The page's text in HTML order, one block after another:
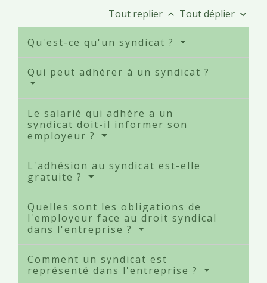
Tout replier keyboard_arrow_up Tout déplier keyboard_arrow_down
Qu'est-ce qu'un syndicat ?
Qui peut adhérer à un syndicat ?
Le salarié qui adhère a un
syndicat doit-il informer son
employeur ?
L'adhésion au syndicat est-elle
gratuite ?
Quelles sont les obligations de
l'employeur face au droit syndical
dans l'entreprise ?
Comment un syndicat est
représenté dans l'entreprise ?